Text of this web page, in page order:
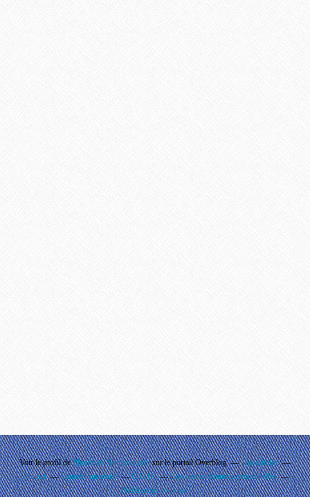
Voir le profil dePhouthay Nontanovanhsur le portail Overblog
Top articles
Contact
Signaler un abus C.G.U.
Cookies et données personnelles
Préférences cookies